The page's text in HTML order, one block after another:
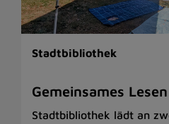
Stadtbibliothek
Gemeinsames
Stadtbibliothek lädt an